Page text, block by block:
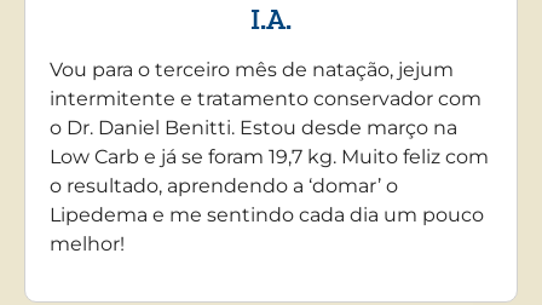
I.A.
Vou para o terceiro mês de natação, jejum
intermitente e tratamento conservador com
o Dr. Daniel Benitti. Estou desde março na
Low Carb e já se foram 19,7 kg. Muito feliz com
o resultado, aprendendo a ‘domar’ o
Lipedema e me sentindo cada dia um pouco
melhor!